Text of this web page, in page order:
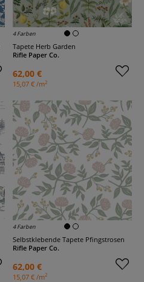
4 Farben
Tapete Herb Garden
Rifle Paper Co.
62,00 €
15,07 € /m2
4 Farben
Selbstklebende Tapete Pfingstrosen
Rifle Paper Co.
62,00 €
15,07 € /m2